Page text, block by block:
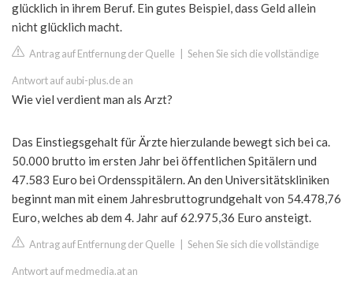
glücklich in ihrem Beruf. Ein gutes Beispiel, dass Geld allein
nicht glücklich macht.
Antrag auf Entfernung der Quelle Sehen Sie sich die vollständige
Antwort auf aubi-plus.de an
Wie viel verdient man als Arzt?
Das Einstiegsgehalt für Ärzte hierzulande bewegt sich bei ca.
50.000 brutto im ersten Jahr bei öffentlichen Spitälern und
47.583 Euro bei Ordensspitälern. An den Universitätskliniken
beginnt man mit einem Jahresbruttogrundgehalt von 54.478,76
Euro, welches ab dem 4. Jahr auf 62.975,36 Euro ansteigt.
Antrag auf Entfernung der Quelle Sehen Sie sich die vollständige
Antwort auf medmedia.at an